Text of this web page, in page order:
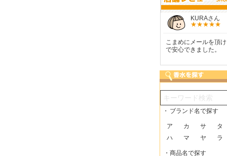
KURAさん
こまめにメールを頂
で安心できました。
・ ブランド名で探す
ア カ サ
タ
ハ
マ ヤ ラ
・商品名で探す